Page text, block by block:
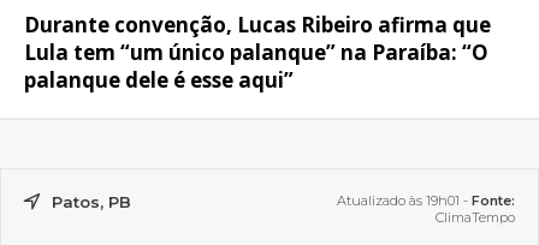
Durante convenção, Lucas Ribeiro afirma que
Lula tem “um único palanque” na Paraíba: “O
palanque dele é esse aqui”
Patos, PB Atualizado às 19h01 - Fonte:
ClimaTempo